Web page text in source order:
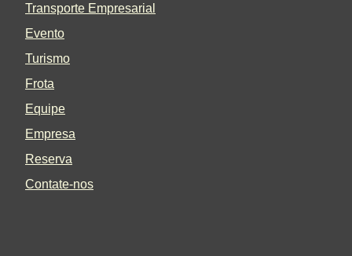
Transporte Empresarial
Evento
Turismo
Frota
Equipe
Empresa
Reserva
Contate-nos